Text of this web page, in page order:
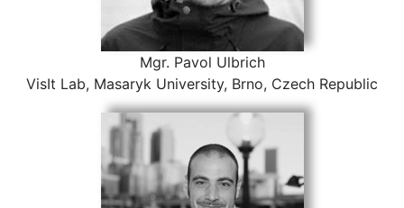
Mgr. Pavol Ulbrich
VisIt Lab, Masaryk University, Brno, Czech Republic